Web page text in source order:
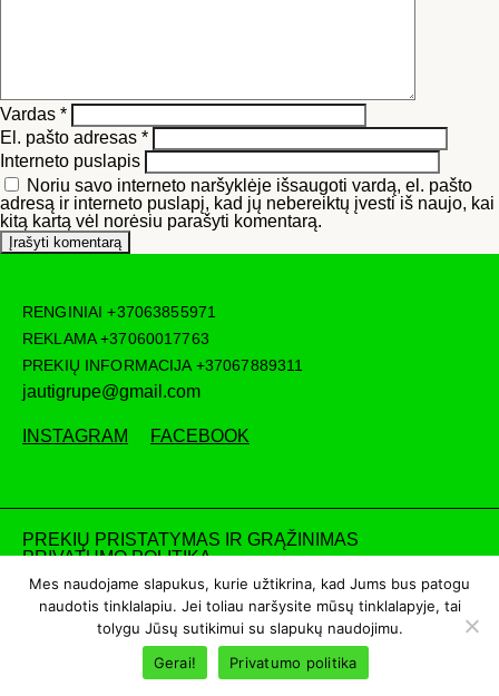
Vardas *
El. pašto adresas *
Interneto puslapis
Noriu savo interneto naršyklėje išsaugoti vardą, el. pašto
adresą ir interneto puslapį, kad jų nebereiktų įvesti iš naujo, kai
kitą kartą vėl norėsiu parašyti komentarą.
RENGINIAI+37063855971
REKLAMA+37060017763
PREKIŲ INFORMACIJA +37067889311
jautigrupe@gmail.com
INSTAGRAM FACEBOOK
PREKIŲ PRISTATYMAS IR GRĄŽINIMAS
PRIVATUMO POLITIKA
Mes naudojame slapukus, kurie užtikrina, kad Jums bus patogu
naudotis tinklalapiu. Jei toliau naršysite mūsų tinklalapyje, tai
tolygu Jūsų sutikimui su slapukų naudojimu.
Gerai!
Privatumo politika